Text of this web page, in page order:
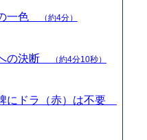
一色 （約4分）
の決断 （約4分10秒）
にドラ（赤）は不要